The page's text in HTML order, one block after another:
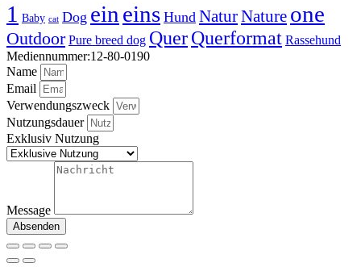
1 Baby cat Dog ein eins Hund NaturNature one
Outdoor Pure breed dog QuerQuerformat Rassehund
Mediennummer:12-80-0190
Name
Email
Verwendungszweck
Nutzungsdauer
Exklusiv Nutzung
Message
Absenden